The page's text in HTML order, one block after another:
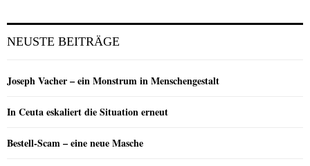
NEUSTE BEITRÄGE
Joseph Vacher – ein Monstrum in Menschengestalt
In Ceuta eskaliert die Situation erneut
Bestell-Scam – eine neue Masche